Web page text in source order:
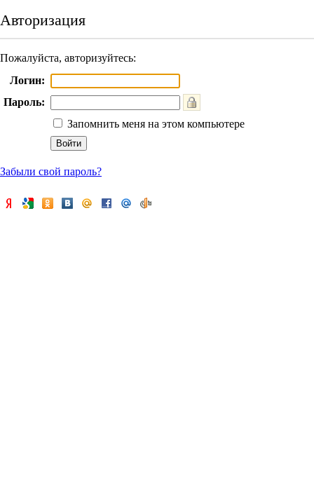
Авторизация
Пожалуйста, авторизуйтесь:
Логин:
Пароль:
Запомнить меня на этом компьютере
Забыли свой пароль?